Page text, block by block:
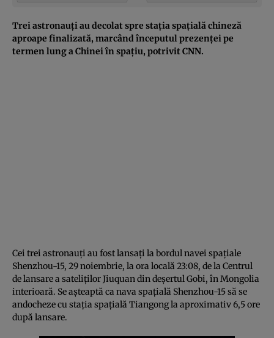
Trei astronauți au decolat spre stația spațială chineză
aproape finalizată, marcând începutul prezenței pe
termen lung a Chinei în spațiu, potrivit CNN.
Cei trei astronauți au fost lansați la bordul navei spațiale
Shenzhou-15, 29 noiembrie, la ora locală 23:08, de la Centrul
de lansare a sateliților Jiuquan din deșertul Gobi, în Mongolia
interioară. Se așteaptă ca nava spațială Shenzhou-15 să se
andocheze cu stația spațială Tiangong la aproximativ 6,5 ore
după lansare.